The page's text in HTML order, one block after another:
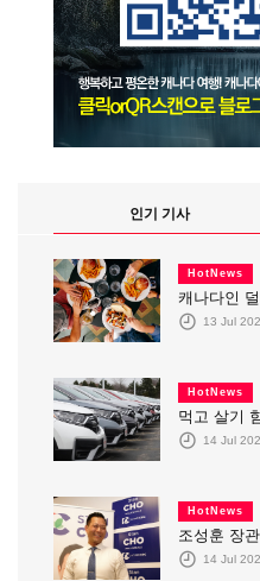
인기 기사
HotNews
캐나다인
13 Jul
HotNews
먹고 살기
14 Jul
HotNews
조성훈 장
14 Jul